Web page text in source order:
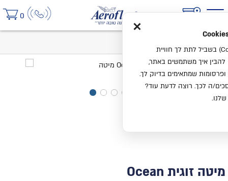
0
מיטה זוגית Ocean
×
אנחנו משתמשים בעוגיות (Cookies) בשביל לתת לך חוויית
להבין איך משתמשים באתר,
שמתאימים בדיוק לך.
ה לכך. רוצה לדעת עוד?